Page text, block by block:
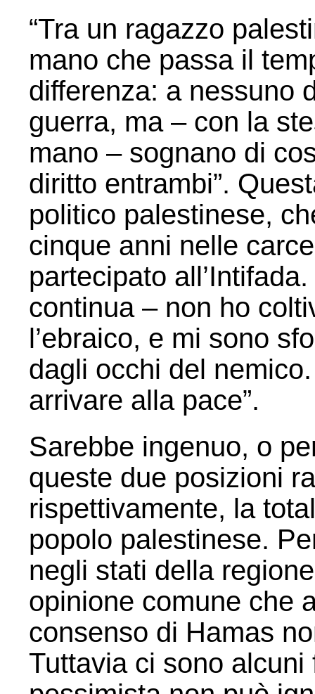
“Tra un ragazzo
mano che passa il
differenza: a nessuno
guerra, ma – con la
mano – sognano di
diritto entrambi”.
politico palestinese,
cinque anni nelle
partecipato
continua – non ho
l’ebraico, e mi sono
dagli occhi del
arrivare alla pace”.
Sarebbe ingenuo, o
queste due posizioni
rispettivamente, la
popolo palestinese.
negli stati della
opinione comune che
consenso di Hamas
Tuttavia ci sono